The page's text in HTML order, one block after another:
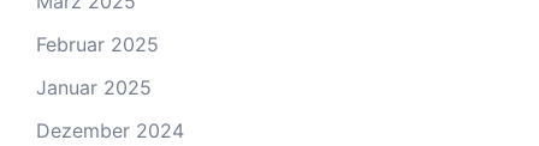
Februar 2025
Januar 2025
Dezember 2024